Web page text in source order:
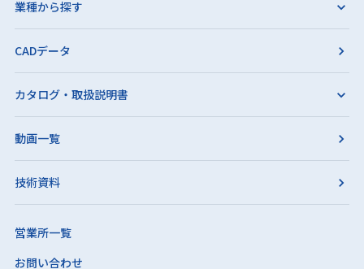
業種から探す
CADデータ
カタログ・取扱説明書
動画一覧
技術資料
営業所一覧
お問い合わせ